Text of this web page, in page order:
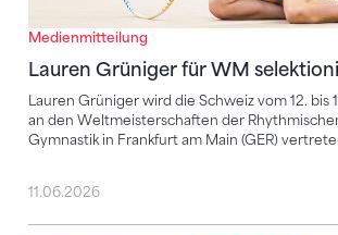
Medienmitteilung
Lauren Grüniger für WM
Lauren Grüniger wird die Schweiz vom 12. bis
an den Weltmeisterschaften der
Gymnastik in Frankfurt am Main (GER)
11.06.2026